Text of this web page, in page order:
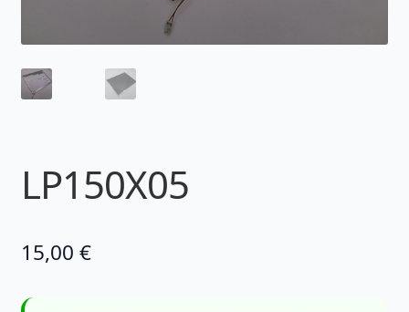
LP150X05
15,00 €